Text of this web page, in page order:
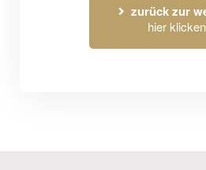
zurück zur
hier klicken